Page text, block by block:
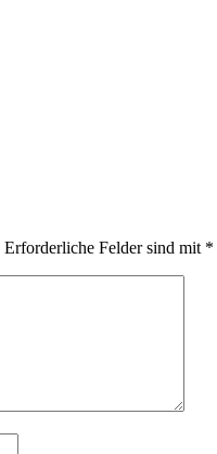
Erforderliche Felder sind mit *